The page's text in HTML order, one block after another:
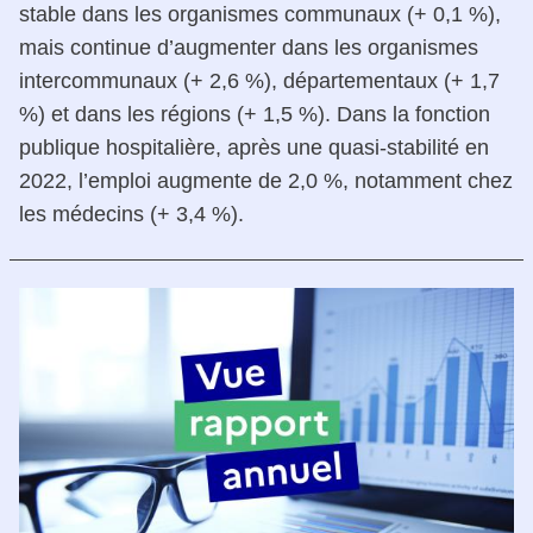
stable dans les organismes communaux (+ 0,1 %),
mais continue d’augmenter dans les organismes
intercommunaux (+ 2,6 %), départementaux (+ 1,7
%) et dans les régions (+ 1,5 %). Dans la fonction
publique hospitalière, après une quasi-stabilité en
2022, l’emploi augmente de 2,0 %, notamment chez
les médecins (+ 3,4 %).